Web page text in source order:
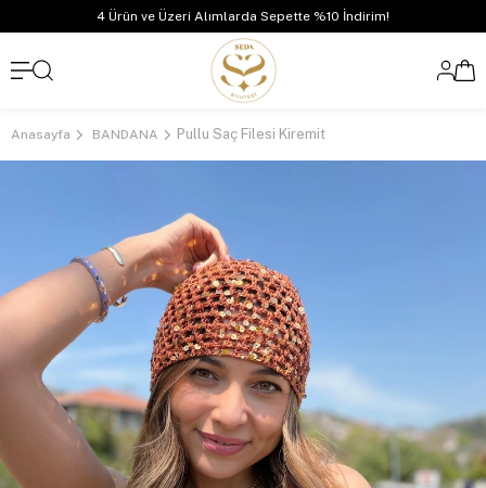
4 Ürün ve Üzeri Alımlarda Sepette %10 İndirim!
Anasayfa BANDANA Pullu Saç Filesi Kiremit